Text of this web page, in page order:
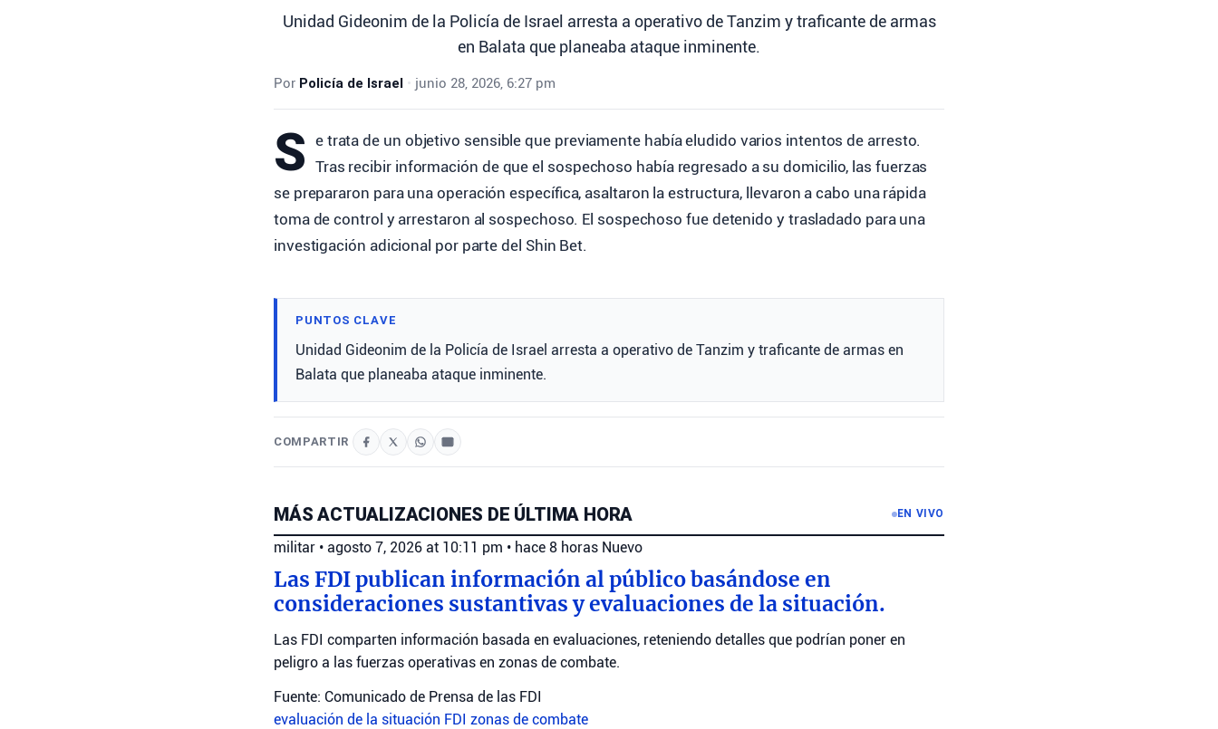
Unidad Gideonim de la Policía de Israel arresta a operativo de Tanzim y traficante de armas
en Balata que planeaba ataque inminente.
Por Policía de Israel • junio 28, 2026, 6:27 pm
S e trata de un objetivo sensible que previamente había eludido varios intentos de arresto.
Tras recibir información de que el sospechoso había regresado a su domicilio, las fuerzas
se prepararon para una operación específica, asaltaron la estructura, llevaron a cabo una rápida
toma de control y arrestaron al sospechoso. El sospechoso fue detenido y trasladado para una
investigación adicional por parte del Shin Bet.
PUNTOS CLAVE
Unidad Gideonim de la Policía de Israel arresta a operativo de Tanzim y traficante de armas en
Balata que planeaba ataque inminente.
COMPARTIR
MÁS ACTUALIZACIONES DE ÚLTIMA HORA EN VIVO
militar • agosto 7, 2026 at 10:11 pm • hace 8 horas Nuevo
Las FDI publican información al público basándose en
consideraciones sustantivas y evaluaciones de la situación.
Las FDI comparten información basada en evaluaciones, reteniendo detalles que podrían poner en
peligro a las fuerzas operativas en zonas de combate.
Fuente: Comunicado de Prensa de las FDI
evaluación de la situación FDI zonas de combate